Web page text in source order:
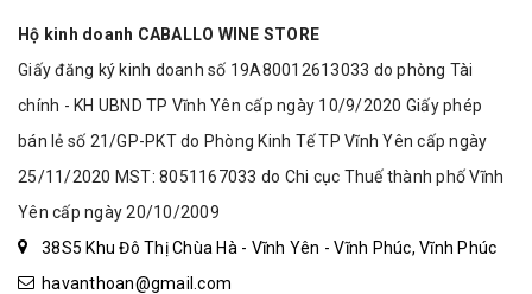
Hộ kinh doanh CABALLO WINE STORE
Giấy đăng ký kinh doanh số 19A80012613033 do phòng Tài
chính - KH UBND TP Vĩnh Yên cấp ngày 10/9/2020 Giấy phép
bán lẻ số 21/GP-PKT do Phòng Kinh Tế TP Vĩnh Yên cấp ngày
25/11/2020 MST: 8051167033 do Chi cục Thuế thành phố Vĩnh
Yên cấp ngày 20/10/2009
38S5 Khu Đô Thị Chùa Hà - Vĩnh Yên - Vĩnh Phúc, Vĩnh Phúc
havanthoan@gmail.com